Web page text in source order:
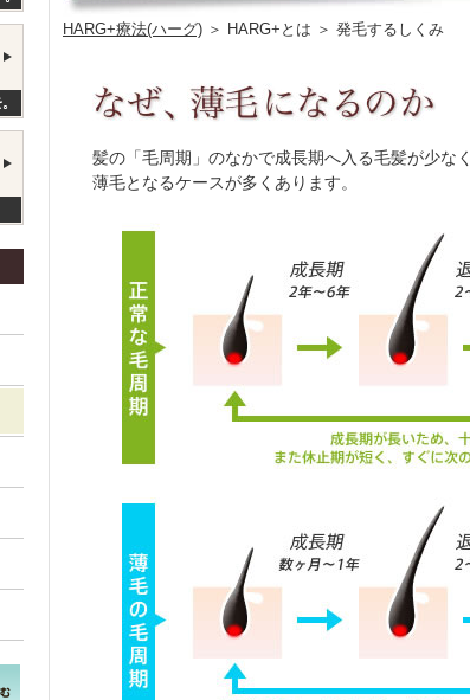
HARG+療法(ハーグ) ＞ HARG+とは ＞ 発毛するしくみ
髪の「毛周期」のなかで成長期へ入る毛髪が少な
薄毛となるケースが多くあります。